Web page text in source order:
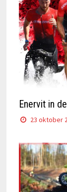
Enervit in
23 oktober